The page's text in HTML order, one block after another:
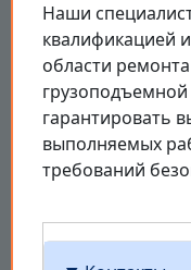
Наши
квалификацией
области
гарантировать
выполняемых
требований